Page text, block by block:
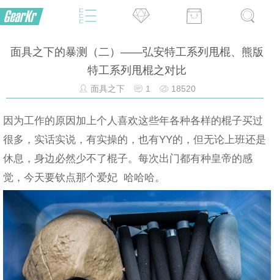
面具之下的暴测（二）——弘安特工系列甩棍、熊版
特工系列甩棍之对比
面具之下 1 18520
因为工作的原因加上个人喜欢这些年各种各样的棍子买过
很多，实话实说，有实操的，也有YY的，但无论上班还是
休息，身边必然少不了棍子。每次出门都有种皇帝的感
觉，今天要钦点那个爱妃 哈哈哈。